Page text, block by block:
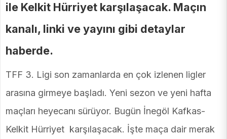
ile Kelkit Hürriyet karşılaşacak. Maçın
kanalı, linki ve yayını gibi detaylar
haberde.
TFF 3. Ligi son zamanlarda en çok izlenen ligler
arasına girmeye başladı. Yeni sezon ve yeni hafta
maçları heyecanı sürüyor. Bugün İnegöl Kafkas-
Kelkit Hürriyet karşılaşacak. İşte maça dair merak